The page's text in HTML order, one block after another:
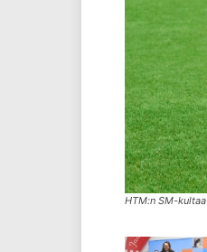
HTM:n SM-